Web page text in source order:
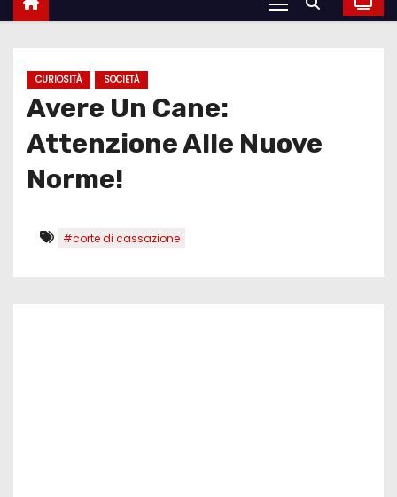
CURIOSITÀ SOCIETÀ
Avere Un Cane:
Attenzione Alle Nuove
Norme!
#corte di cassazione